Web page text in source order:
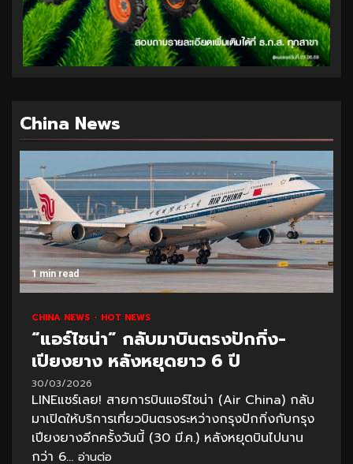
China News
1 min read
CHINA NEWS HOT NEWS
“แอร์ไชน่า” กลับมาบินตรงปักกิ่ง-
เปียงยาง หลังหยุดยาว 6 ปี
30/03/2026
LINEแชร์เลย! สายการบินแอร์ไชน่า (Air China) กลับ
มาเปิดให้บริการเที่ยวบินตรงระหว่างกรุงปักกิ่งกับกรุง
เปียงยางอีกครั้งวันนี้ (30 มี.ค.) หลังหยุดบินไปนาน
กว่า 6... อ่านต่อ